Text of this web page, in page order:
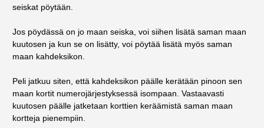
seiskat pöytään.
Jos pöydässä on jo maan seiska, voi siihen lisätä saman maan
kuutosen ja kun se on lisätty, voi pöytää lisätä myös saman
maan kahdeksikon.
Peli jatkuu siten, että kahdeksikon päälle kerätään pinoon sen
maan kortit numerojärjestyksessä isompaan. Vastaavasti
kuutosen päälle jatketaan korttien keräämistä saman maan
kortteja pienempiin.